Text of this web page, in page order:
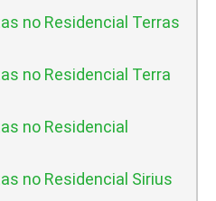
no Residencial Terras
no Residencial Terra
no Residencial
no Residencial Sirius